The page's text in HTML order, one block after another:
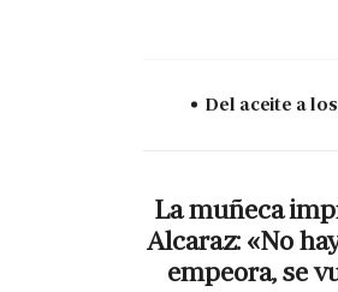
Del aceite a
La muñeca
Alcaraz: «No
empeora, se